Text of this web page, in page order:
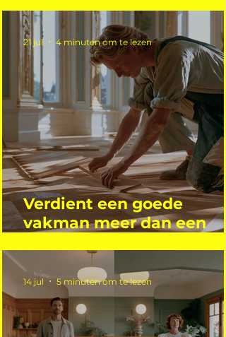
Verdient een goede
vakman meer dan een
21 jul 4 minuten om te lezen
14 jul 5 minuten om te lezen